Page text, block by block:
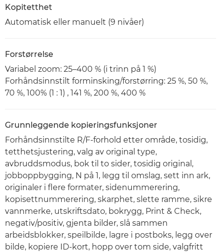
Kopitetthet
Automatisk eller manuelt (9 nivåer)
Forstørrelse
Variabel zoom: 25–400 % (i trinn på 1 %)
Forhåndsinnstilt forminsking/forstørring: 25 %, 50 %,
70 %, 100% (1 : 1) , 141 %, 200 %, 400 %
Grunnleggende kopieringsfunksjoner
Forhåndsinnstilte R/F-forhold etter område, tosidig,
tetthetsjustering, valg av original type,
avbruddsmodus, bok til to sider, tosidig original,
jobboppbygging, N på 1, legg til omslag, sett inn ark,
originaler i flere formater, sidenummerering,
kopisettnummerering, skarphet, slette ramme, sikre
vannmerke, utskriftsdato, bokrygg, Print & Check,
negativ/positiv, gjenta bilder, slå sammen
arbeidsblokker, speilbilde, lagre i postboks, legg over
bilde, kopiere ID-kort, hopp over tom side, valgfritt